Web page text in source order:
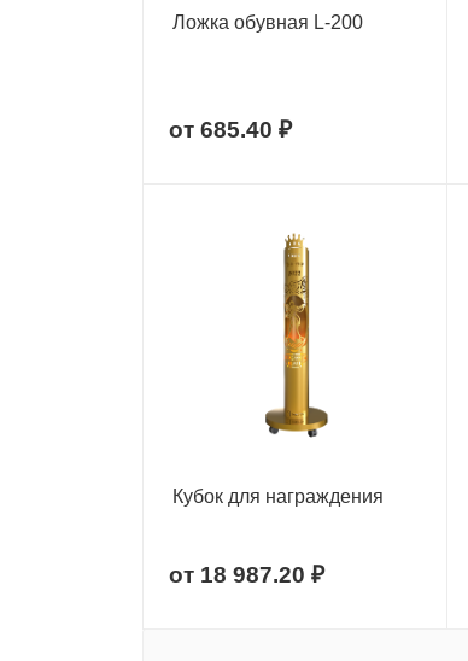
Ложка обувная L-200
от 685.40 ₽
Кубок для награждения
от 18 987.20 ₽